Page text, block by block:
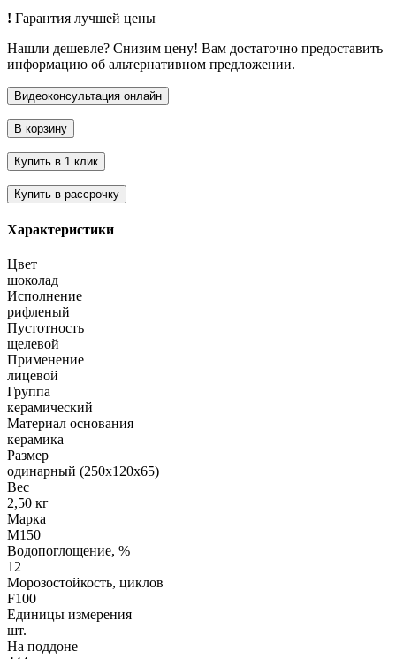
! Гарантия лучшей цены
Нашли дешевле? Снизим цену! Вам достаточно предоставить
информацию об альтернативном предложении.
Характеристики
Цвет
шоколад
Исполнение
рифленый
Пустотность
щелевой
Применение
лицевой
Группа
керамический
Материал основания
керамика
Размер
одинарный (250х120х65)
Вес
2,50 кг
Марка
М150
Водопоглощение, %
12
Морозостойкость, циклов
F100
Единицы измерения
шт.
На поддоне